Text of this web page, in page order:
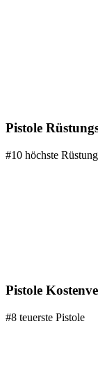
Pistole
#10 höchste
Pistole
#8 teuerste Pistole